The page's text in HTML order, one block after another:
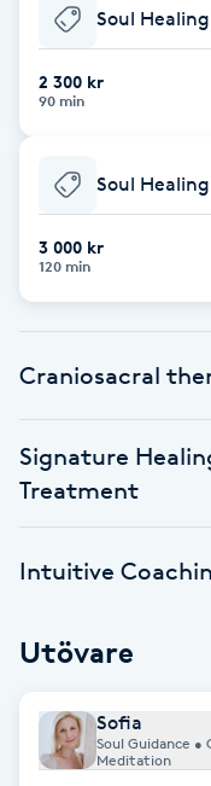
Babylights
Balayage
Bambumassage
Barber
BIAB
Blowout
Brynformning
Brynfärgning
Brynplockning
Soul Healing
2 300 kr
90 min
Soul Healing
3 000 kr
120 min
Craniosacral
Signature
Treatment
Intuitive
Utövare
Sofia
Soul Guidance •
Meditation